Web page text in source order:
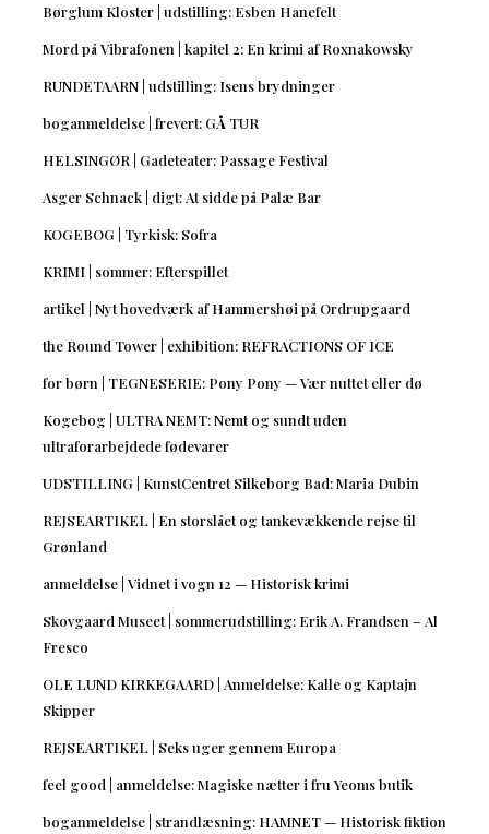
Børglum Kloster | udstilling: Esben Hanefelt
Mord på Vibrafonen | kapitel 2: En krimi af Roxnakowsky
RUNDETAARN | udstilling: Isens brydninger
boganmeldelse | frevert: GÅ TUR
HELSINGØR | Gadeteater: Passage Festival
Asger Schnack | digt: At sidde på Palæ Bar
KOGEBOG | Tyrkisk: Sofra
KRIMI | sommer: Efterspillet
artikel | Nyt hovedværk af Hammershøi på Ordrupgaard
the Round Tower | exhibition: REFRACTIONS OF ICE
for børn | TEGNESERIE: Pony Pony — Vær nuttet eller dø
Kogebog | ULTRA NEMT: Nemt og sundt uden
ultraforarbejdede fødevarer
UDSTILLING | KunstCentret Silkeborg Bad: Maria Dubin
REJSEARTIKEL | En storslået og tankevækkende rejse til
Grønland
anmeldelse | Vidnet i vogn 12 — Historisk krimi
Skovgaard Museet | sommerudstilling: Erik A. Frandsen – Al
Fresco
OLE LUND KIRKEGAARD | Anmeldelse: Kalle og Kaptajn
Skipper
REJSEARTIKEL | Seks uger gennem Europa
feel good | anmeldelse: Magiske nætter i fru Yeoms butik
boganmeldelse | strandlæsning: HAMNET — Historisk fiktion